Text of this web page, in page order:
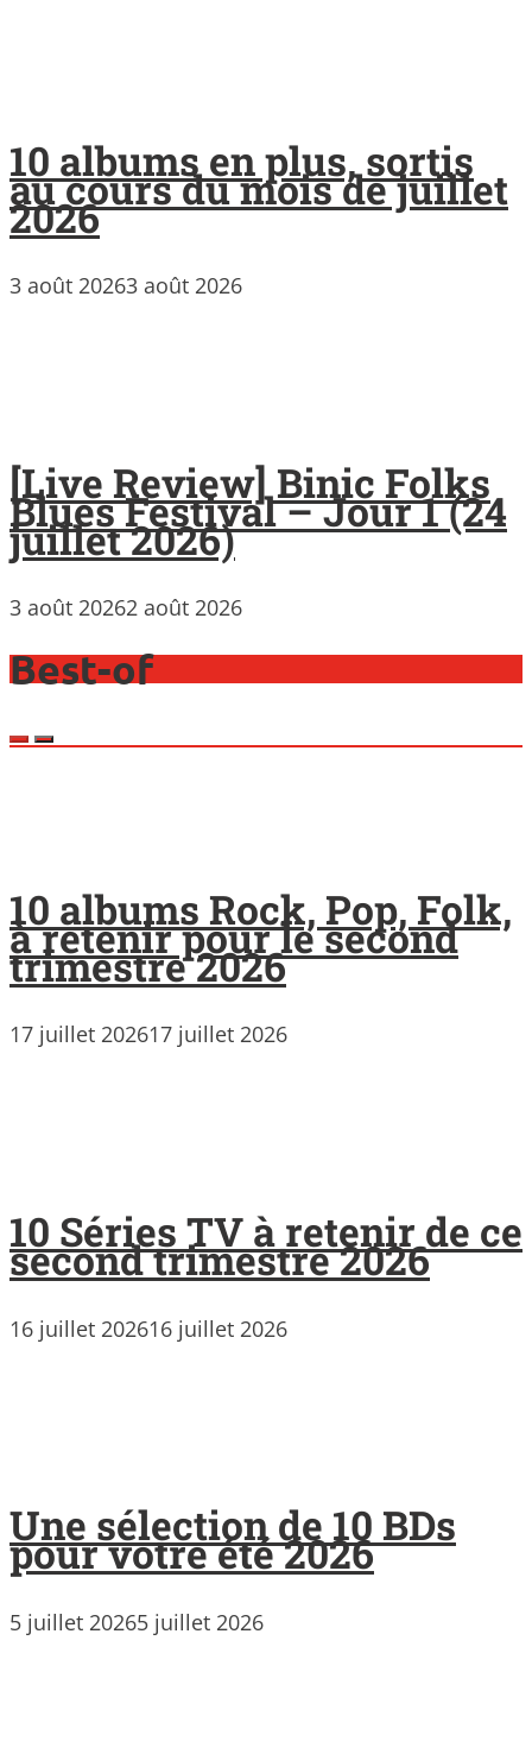
10 albums en plus, sortis
au cours du mois de juillet
2026
3 août 20263 août 2026
[Live Review] Binic Folks
Blues Festival – Jour 1 (24
juillet 2026)
3 août 20262 août 2026
Best-of
10 albums Rock, Pop, Folk,
à retenir pour le second
trimestre 2026
17 juillet 202617 juillet 2026
10 Séries TV à retenir de ce
second trimestre 2026
16 juillet 202616 juillet 2026
Une sélection de 10 BDs
pour votre été 2026
5 juillet 20265 juillet 2026